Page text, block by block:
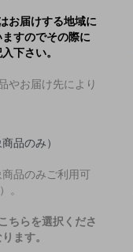
お届けする地域に
すのでその際に
下さい。
やお届け先により
品のみ）
品のみご利用可
。
ちらを選択くださ
ます。